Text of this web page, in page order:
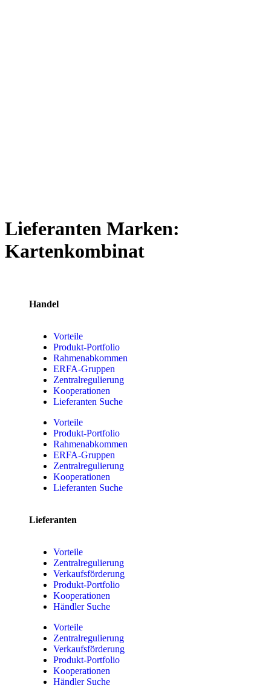
Lieferanten Marken:
Kartenkombinat
Handel
Vorteile
Produkt-Portfolio
Rahmenabkommen
ERFA-Gruppen
Zentralregulierung
Kooperationen
Lieferanten Suche
Vorteile
Produkt-Portfolio
Rahmenabkommen
ERFA-Gruppen
Zentralregulierung
Kooperationen
Lieferanten Suche
Lieferanten
Vorteile
Zentralregulierung
Verkaufsförderung
Produkt-Portfolio
Kooperationen
Händler Suche
Vorteile
Zentralregulierung
Verkaufsförderung
Produkt-Portfolio
Kooperationen
Händler Suche